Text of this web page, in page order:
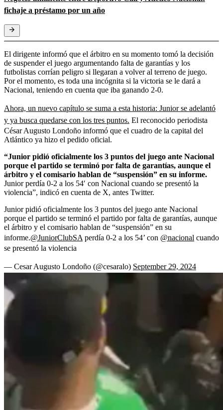
fichaje a préstamo por un año
El dirigente informó que el árbitro en su momento tomó la decisión
de suspender el juego argumentando falta de garantías y los
futbolistas corrían peligro si llegaran a volver al terreno de juego.
Por el momento, es toda una incógnita si la victoria se le dará a
Nacional, teniendo en cuenta que iba ganando 2-0.
Ahora, un nuevo capítulo se suma a esta historia: Junior se adelantó
y ya busca quedarse con los tres puntos. El reconocido periodista
César Augusto Londoño informó que el cuadro de la capital del
Atlántico ya hizo el pedido oficial.
“Junior pidió oficialmente los 3 puntos del juego ante Nacional
porque el partido se terminó por falta de garantías, aunque el
árbitro y el comisario hablan de “suspensión” en su informe.
Junior perdía 0-2 a los 54′ con Nacional cuando se presentó la
violencia”, indicó en cuenta de X, antes Twitter.
Junior pidió oficialmente los 3 puntos del juego ante Nacional
porque el partido se terminó el partido por falta de garantías, aunque
el árbitro y el comisario hablan de “suspensión” en su
informe.@JuniorClubSA perdía 0-2 a los 54’ con @nacional cuando
se presentó la violencia
— Cesar Augusto Londoño (@cesaralo) September 29, 2024